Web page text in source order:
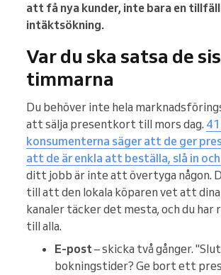
att få nya kunder, inte bara en
intäktsökning.
Var du ska satsa de
timmarna
Du behöver inte hela
att sälja presentkort till mors dag.
konsumenterna säger att de ger
att de är enkla att beställa, slå in
ditt jobb är inte att övertyga någon.
till att den lokala köparen vet att
kanaler täcker det mesta, och du har
till alla.
E-post– skicka två gånger.
bokningstider? Ge bort ett